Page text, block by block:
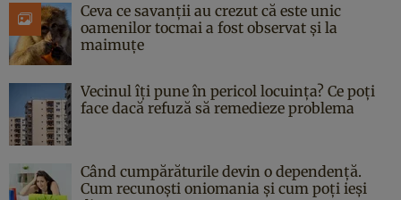
Ceva ce savanții au crezut că este unic
oamenilor tocmai a fost observat și la
maimuțe
Vecinul îți pune în pericol locuința? Ce poți
face dacă refuză să remedieze problema
Când cumpărăturile devin o dependență.
Cum recunoști oniomania și cum poți ieși